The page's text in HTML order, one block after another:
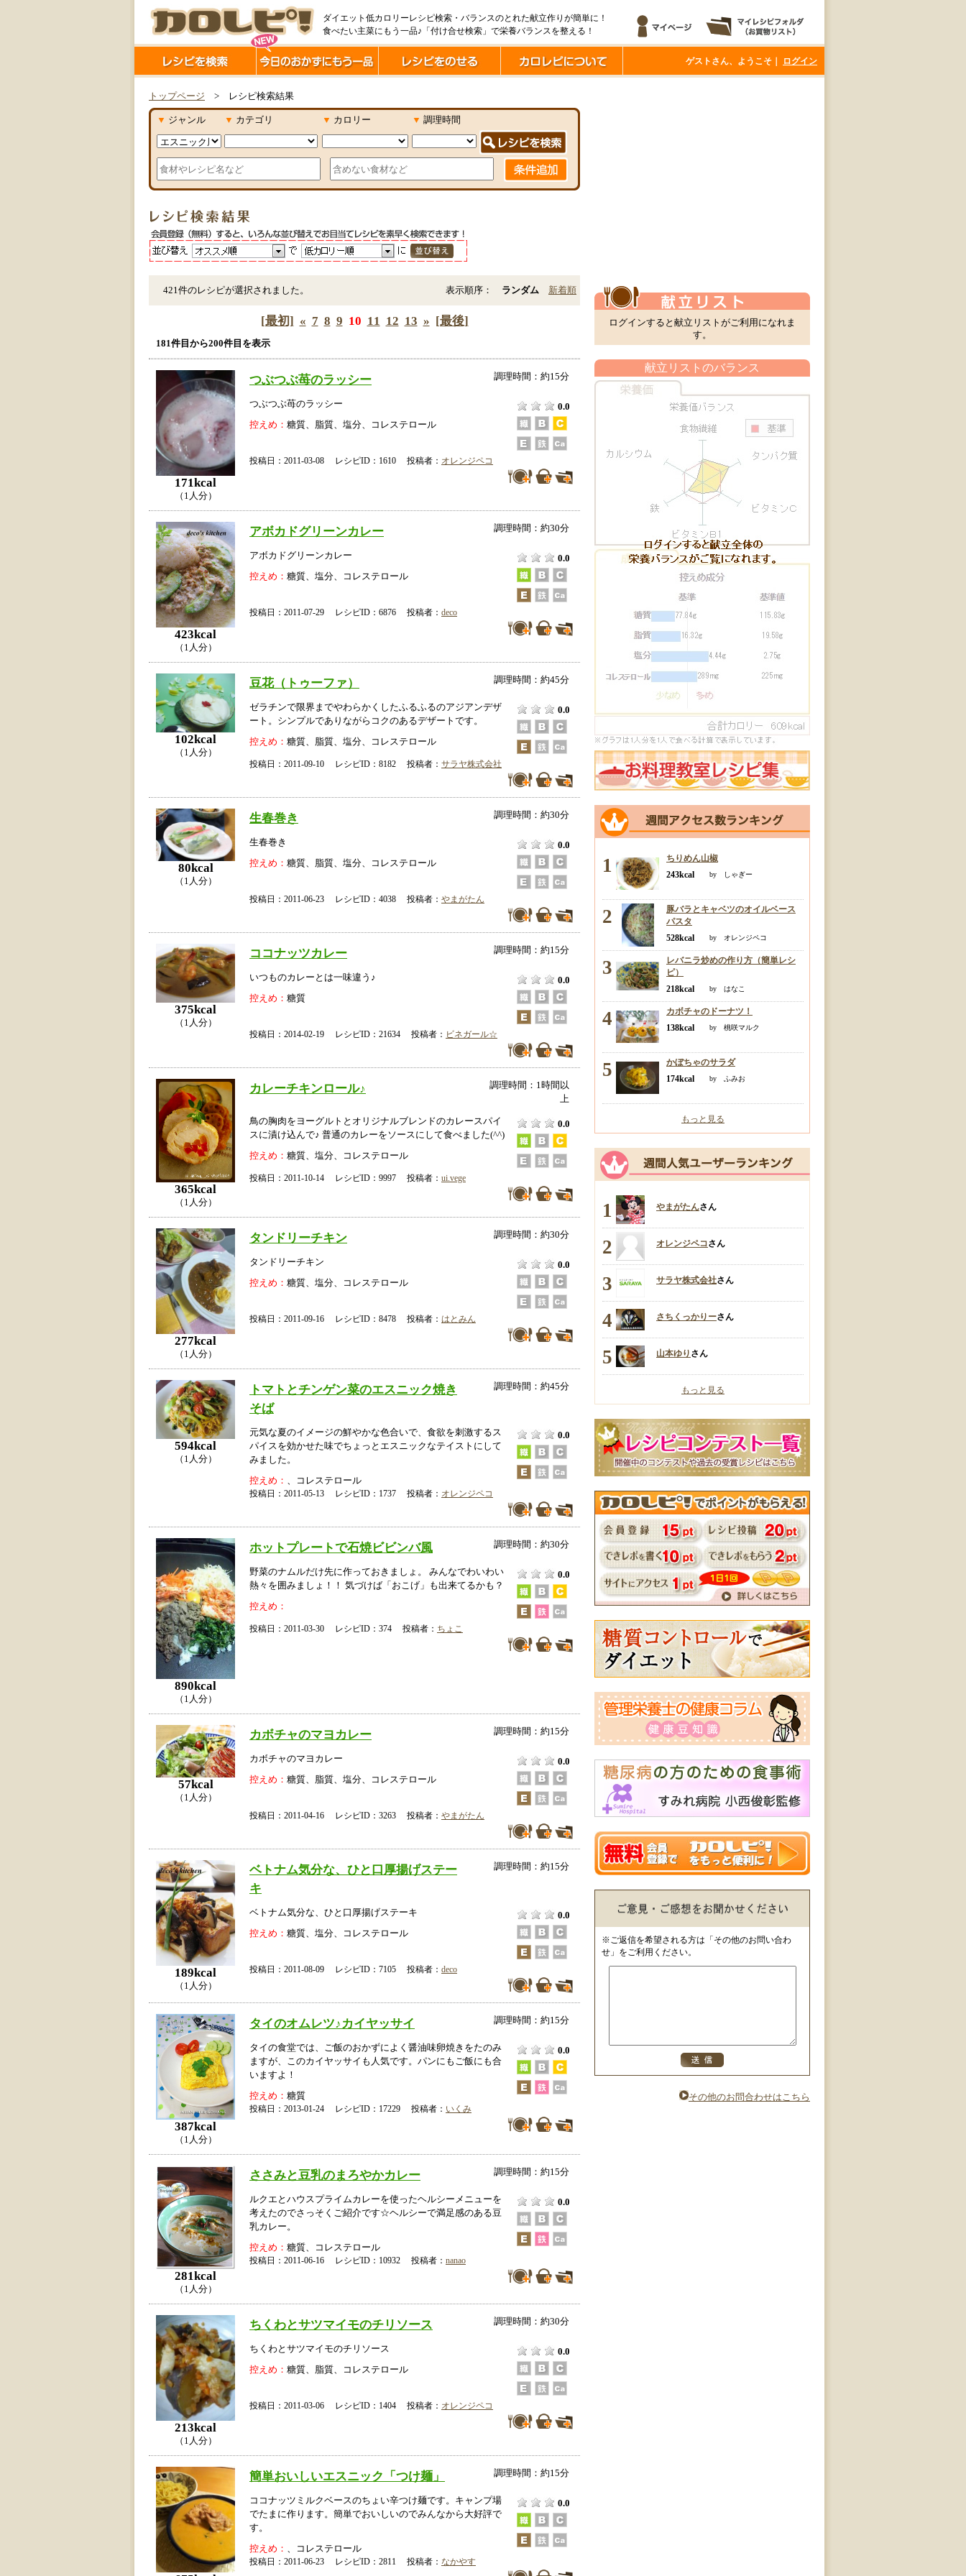
ダイエット低カロリーレシピ検索・バランスのとれた献立作りが簡単に！
食べたい主菜にもう一品♪「付け合せ検索」で栄養バランスを整える！
ゲストさん、ようこそ｜ ログイン
トップページ > レシピ検索結果
▼ ジャンル ▼ カテゴリ ▼ カロリー ▼ 調理時間
421件のレシピが選択されました。 表示順序： ランダム 新着順
[最初] « 7 8 9 10 11 12 13 » [最後]
181件目から200件目を表示
171kcal
（1人分）
つぶつぶ苺のラッシー 調理時間：約15分
つぶつぶ苺のラッシー
0.0
控えめ： 糖質、脂質、塩分、コレステロール
投稿日：2011-03-08 レシピID：1610 投稿者： オレンジペコ
423kcal
（1人分）
アボカドグリーンカレー 調理時間：約30分
アボカドグリーンカレー
0.0
控えめ： 糖質、塩分、コレステロール
投稿日：2011-07-29 レシピID：6876 投稿者： deco
102kcal
（1人分）
豆花（トゥーファ） 調理時間：約45分
ゼラチンで限界までやわらかくしたふるふるのアジアンデザ
ート。シンプルでありながらコクのあるデザートです。
0.0
控えめ： 糖質、脂質、塩分、コレステロール
投稿日：2011-09-10 レシピID：8182 投稿者： サラヤ株式会社
80kcal
（1人分）
生春巻き 調理時間：約30分
生春巻き
0.0
控えめ： 糖質、脂質、塩分、コレステロール
投稿日：2011-06-23 レシピID：4038 投稿者： やまがたん
375kcal
（1人分）
ココナッツカレー 調理時間：約15分
いつものカレーとは一味違う♪
0.0
控えめ： 糖質
投稿日：2014-02-19 レシピID：21634 投稿者： ビネガール☆
365kcal
（1人分）
カレーチキンロール♪
調理時間：1時間以
上
鳥の胸肉をヨーグルトとオリジナルブレンドのカレースパイ
スに漬け込んで♪ 普通のカレーをソースにして食べました(^^)
0.0
控えめ： 糖質、塩分、コレステロール
投稿日：2011-10-14 レシピID：9997 投稿者： ui.vege
277kcal
（1人分）
タンドリーチキン 調理時間：約30分
タンドリーチキン
0.0
控えめ： 糖質、塩分、コレステロール
投稿日：2011-09-16 レシピID：8478 投稿者： はとみん
594kcal
（1人分）
トマトとチンゲン菜のエスニック焼き
そば
調理時間：約45分
元気な夏のイメージの鮮やかな色合いで、食欲を刺激するス
パイスを効かせた味でちょっとエスニックなテイストにして
みました。
0.0
控えめ： 、コレステロール
投稿日：2011-05-13 レシピID：1737 投稿者： オレンジペコ
890kcal
（1人分）
ホットプレートで石焼ビビンバ風 調理時間：約30分
野菜のナムルだけ先に作っておきましょ。 みんなでわいわい
熱々を囲みましょ！！ 気づけば「おこげ」も出来てるかも？
0.0
控えめ：
投稿日：2011-03-30 レシピID：374 投稿者： ちょこ
57kcal
（1人分）
カボチャのマヨカレー 調理時間：約15分
カボチャのマヨカレー
0.0
控えめ： 糖質、脂質、塩分、コレステロール
投稿日：2011-04-16 レシピID：3263 投稿者： やまがたん
189kcal
（1人分）
ベトナム気分な、ひと口厚揚げステー
キ
調理時間：約15分
ベトナム気分な、ひと口厚揚げステーキ
0.0
控えめ： 糖質、塩分、コレステロール
投稿日：2011-08-09 レシピID：7105 投稿者： deco
387kcal
（1人分）
タイのオムレツ♪カイヤッサイ 調理時間：約15分
タイの食堂では、ご飯のおかずによく醤油味卵焼きをたのみ
ますが、このカイヤッサイも人気です。パンにもご飯にも合
いますよ！
0.0
控えめ： 糖質
投稿日：2013-01-24 レシピID：17229 投稿者： いくみ
281kcal
（1人分）
ささみと豆乳のまろやかカレー 調理時間：約15分
ルクエとハウスプライムカレーを使ったヘルシーメニューを
考えたのでさっそくご紹介です☆ヘルシーで満足感のある豆
乳カレー。
0.0
控えめ： 糖質、コレステロール
投稿日：2011-06-16 レシピID：10932 投稿者： nanao
213kcal
（1人分）
ちくわとサツマイモのチリソース 調理時間：約30分
ちくわとサツマイモのチリソース
0.0
控えめ： 糖質、脂質、コレステロール
投稿日：2011-03-06 レシピID：1404 投稿者： オレンジペコ
簡単おいしいエスニック「つけ麺」 調理時間：約15分
ココナッツミルクベースのちょい辛つけ麺です。キャンプ場
でたまに作ります。簡単でおいしいのでみんなから大好評で
す。
0.0
控えめ： 、コレステロール
投稿日：2011-06-23 レシピID：2811 投稿者： なかやす
ログインすると献立リストがご利用になれま
す。
献立リストのバランス
1
ちりめん山椒
243kcal
by しゃぎー
2
豚バラとキャベツのオイルベース
パスタ
528kcal
by オレンジペコ
3
レバニラ炒めの作り方（簡単レシ
ピ）
218kcal
by はなこ
4
カボチャのドーナツ！
138kcal
by 桃咲マルク
5
かぼちゃのサラダ
174kcal
by ふみお
もっと見る
1 やまがたんさん
2 オレンジペコさん
3 サラヤ株式会社さん
4 さちくっかりーさん
5 山本ゆり さん
もっと見る
※ご返信を希望される方は「その他のお問い合わ
せ」をご利用ください。
その他のお問合わせはこちら